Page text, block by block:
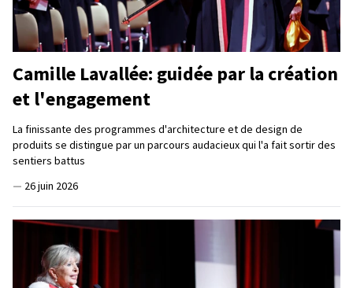
Camille Lavallée: guidée par la création
et l'engagement
La finissante des programmes d'architecture et de design de
produits se distingue par un parcours audacieux qui l'a fait sortir des
sentiers battus
— 26 juin 2026